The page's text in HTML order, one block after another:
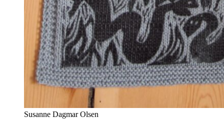
Susanne Dagmar Olsen